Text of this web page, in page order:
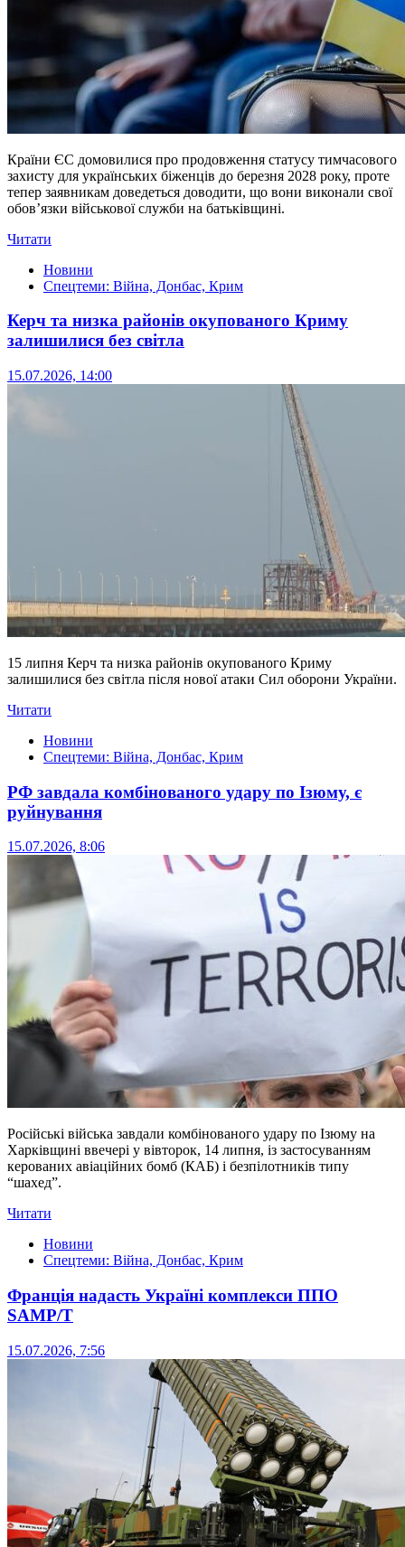
Країни ЄС домовилися про продовження статусу тимчасового
захисту для українських біженців до березня 2028 року, проте
тепер заявникам доведеться доводити, що вони виконали свої
обов’язки військової служби на батьківщині.
Читати
Новини
Спецтеми: Війна, Донбас, Крим
Керч та низка районів окупованого Криму
залишилися без світла
15.07.2026, 14:00
15 липня Керч та низка районів окупованого Криму
залишилися без світла після нової атаки Сил оборони України.
Читати
Новини
Спецтеми: Війна, Донбас, Крим
РФ завдала комбінованого удару по Ізюму, є
руйнування
15.07.2026, 8:06
Російські війська завдали комбінованого удару по Ізюму на
Харківщині ввечері у вівторок, 14 липня, із застосуванням
керованих авіаційних бомб (КАБ) і безпілотників типу
“шахед”.
Читати
Новини
Спецтеми: Війна, Донбас, Крим
Франція надасть Україні комплекси ППО
SAMP/T
15.07.2026, 7:56